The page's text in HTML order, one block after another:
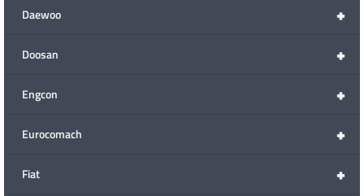
+
Daewoo
+
Doosan
+
Engcon
+
Eurocomach
+
Fiat